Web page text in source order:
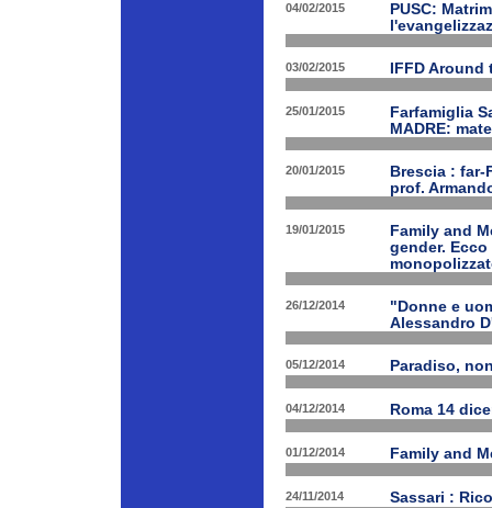
04/02/2015
PUSC:
03/02/2015 IFFD
25/01/2015
Farfamiglia
MADRE:
20/01/2015
Brescia :
prof.
19/01/2015
Family and
gender.
26/12/2014
"Donne e
Alessandro
05/12/2014 Paradiso,
04/12/2014 Roma 14
01/12/2014 Family and
24/11/2014 Sassari :